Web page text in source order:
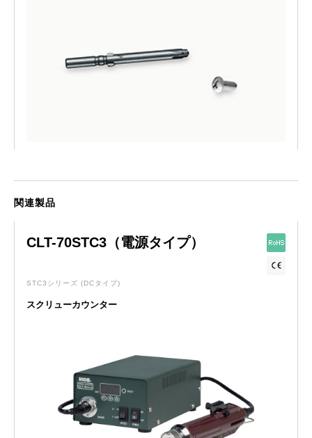
関連製品
CLT-70STC3（電源タイプ）
STC3シリーズ (DCタイプ)
スクリューカウンター